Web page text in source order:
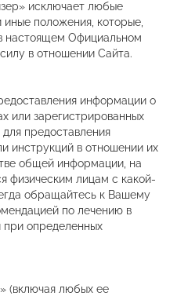
исключает любые
иные положения, которые,
настоящем Официальном
в отношении Сайта.
информации о
или зарегистрированных
предоставления
инструкций в отношении их
общей информации, на
физическим лицам с какой-
обращайтесь к Вашему
по лечению в
при определенных
(включая любых ее